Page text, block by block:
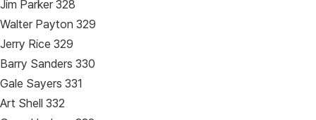
Jim Parker 328
Walter Payton 329
Jerry Rice 329
Barry Sanders 330
Gale Sayers 331
Art Shell 332